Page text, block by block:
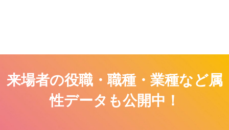
来場者の役職・職種・業種など属
性データも公開中！